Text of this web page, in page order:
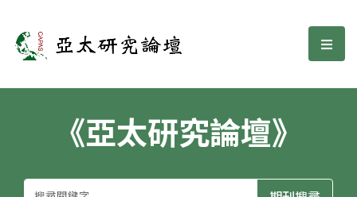
亞太研究論壇 選
《亞太研究論壇》